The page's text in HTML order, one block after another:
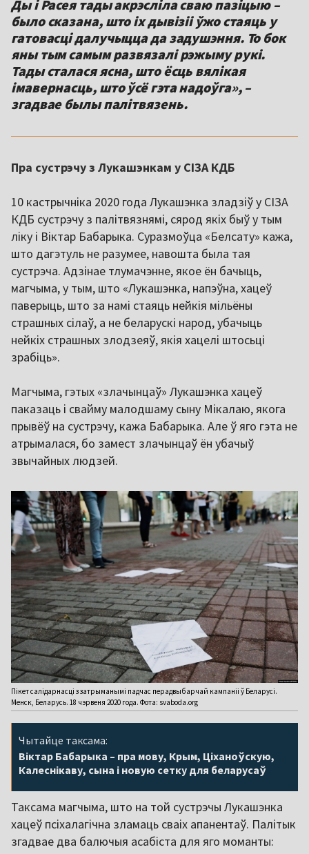
Ды і Расея тады акрэсліла сваю пазіцыю –
было сказана, што іх дывізіі ўжо стаяць у
гатовасці далучыцца да задушэння. То бок
яны тым самым развязалі рэжыму рукі.
Тады сталася ясна, што ёсць вялікая
імавернасць, што ўсё гэта надоўга», –
згадвае былы палітвязень.
Пра сустрэчу з Лукашэнкам у СІЗА КДБ
10 кастрычніка 2020 года Лукашэнка зладзіў у СІЗА
КДБ сустрэчу з палітвязнямі, сярод якіх быў у тым
ліку і Віктар Бабарыка. Суразмоўца «Белсату» кажа,
што дагэтуль не разумее, навошта была тая
сустрэча. Адзінае тлумачэнне, якое ён бачыць,
магчыма, у тым, што «Лукашэнка, напэўна, хацеў
паверыць, што за намі стаяць нейкія мільёны
страшных сілаў, а не беларускі народ, убачыць
нейкіх страшных злодзеяў, якія хацелі штосьці
зрабіць».
Магчыма, гэтых «злачынцаў» Лукашэнка хацеў
паказаць і свайму малодшаму сыну Мікалаю, якога
прывёў на сустрэчу, кажа Бабарыка. Але ў яго гэта не
атрымалася, бо замест злачынцаў ён убачыў
звычайных людзей.
Пікет салідарнасці з затрыманымі падчас перадвыбарчай кампаніі ў Беларусі.
Менск, Беларусь. 18 чэрвеня 2020 года. Фота: svaboda.org
Чытайце таксама:
Віктар Бабарыка – пра мову, Крым, Ціханоўскую,
Калеснікаву, сына і новую сетку для беларусаў
Таксама магчыма, што на той сустрэчы Лукашэнка
хацеў псіхалагічна зламаць сваіх апанентаў. Палітык
згадвае два балючыя асабіста для яго моманты: